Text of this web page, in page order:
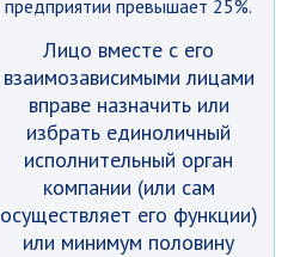
предприятии превышает 25%.
Лицо вместе с его
взаимозависимыми лицами
вправе назначить или
избрать единоличный
исполнительный орган
компании (или сам
осуществляет его функции)
или минимум половину